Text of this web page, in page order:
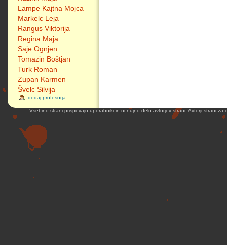
Lampe Kajtna Mojca
Markelc Leja
Rangus Viktorija
Regina Maja
Saje Ognjen
Tomazin Boštjan
Turk Roman
Zupan Karmen
Švelc Silvija
dodaj profesorja
Vsebino strani prispevajo uporabniki in ni nujno delo avtorjev strani. Avtorji strani